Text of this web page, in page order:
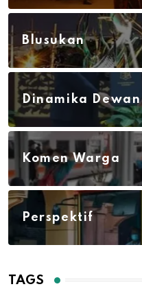
Blusukan
Dinamika Dewan
Komen Warga
Perspektif
TAGS